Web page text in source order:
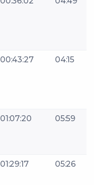
00:43:27 04:15
01:07:20 05:59
01:29:17 05:26